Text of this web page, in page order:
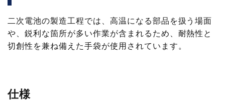
二次電池の製造工程では、高温になる部品を扱う場面
や、鋭利な箇所が多い作業が含まれるため、耐熱性と
切創性を兼ね備えた手袋が使用されています。
仕様